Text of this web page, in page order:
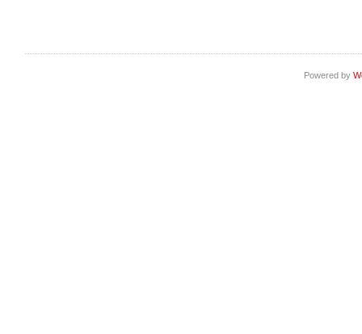
Powered by